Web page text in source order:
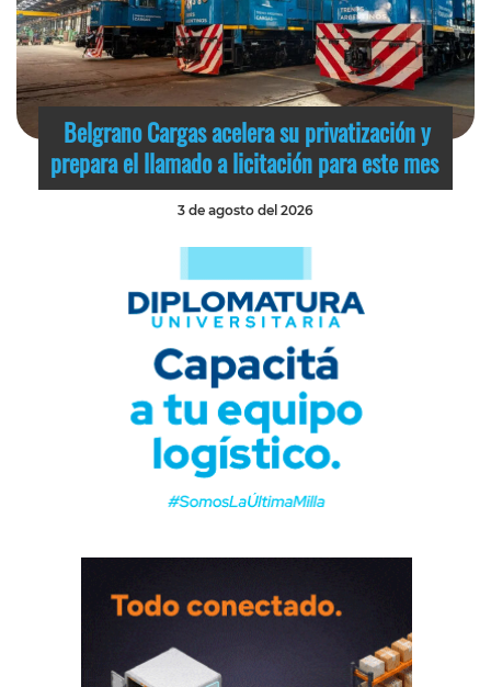
Belgrano Cargas acelera su privatización y
prepara el llamado a licitación para este mes
3 de agosto del 2026